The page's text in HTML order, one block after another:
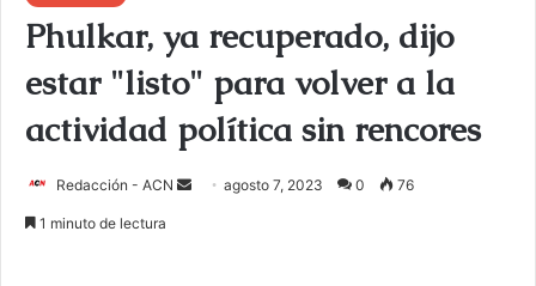
Phulkar, ya recuperado, dijo
estar "listo" para volver a la
actividad política sin rencores
Redacción - ACN agosto 7, 2023 0 76
1 minuto de lectura